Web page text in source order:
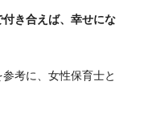
き合えば、幸せにな
考に、女性保育士と